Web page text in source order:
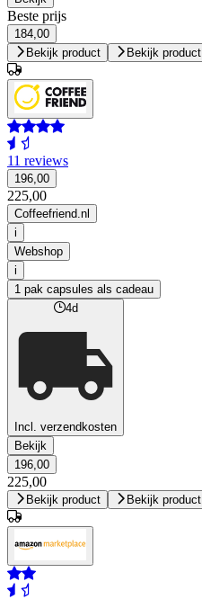
Beste prijs
184,00
Bekijk product
Bekijk product
11 reviews
196,00
225,00
Coffeefriend.nl
i
Webshop
i
1 pak capsules als cadeau
4d
Incl. verzendkosten
Bekijk
196,00
225,00
Bekijk product Bekijk product